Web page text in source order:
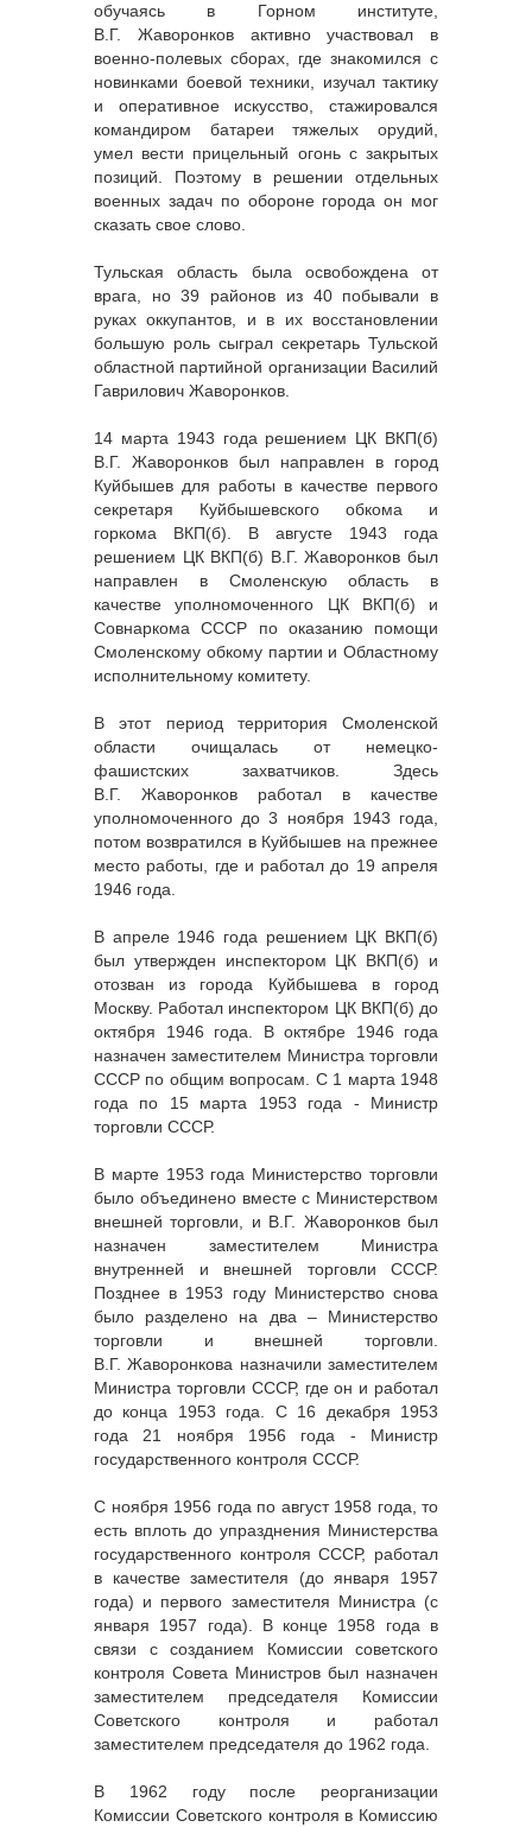
обучаясь в Горном институте,
В.Г. Жаворонков активно участвовал в
военно-полевых сборах, где знакомился с
новинками боевой техники, изучал тактику
и оперативное искусство, стажировался
командиром батареи тяжелых орудий,
умел вести прицельный огонь с закрытых
позиций. Поэтому в решении отдельных
военных задач по обороне города он мог
сказать свое слово.
Тульская область была освобождена от
врага, но 39 районов из 40 побывали в
руках оккупантов, и в их восстановлении
большую роль сыграл секретарь Тульской
областной партийной организации Василий
Гаврилович Жаворонков.
14 марта 1943 года решением ЦК ВКП(б)
В.Г. Жаворонков был направлен в город
Куйбышев для работы в качестве первого
секретаря Куйбышевского обкома и
горкома ВКП(б). В августе 1943 года
решением ЦК ВКП(б) В.Г. Жаворонков был
направлен в Смоленскую область в
качестве уполномоченного ЦК ВКП(б) и
Совнаркома СССР по оказанию помощи
Смоленскому обкому партии и Областному
исполнительному комитету.
В этот период территория Смоленской
области очищалась от немецко-
фашистских захватчиков. Здесь
В.Г. Жаворонков работал в качестве
уполномоченного до 3 ноября 1943 года,
потом возвратился в Куйбышев на прежнее
место работы, где и работал до 19 апреля
1946 года.
В апреле 1946 года решением ЦК ВКП(б)
был утвержден инспектором ЦК ВКП(б) и
отозван из города Куйбышева в город
Москву. Работал инспектором ЦК ВКП(б) до
октября 1946 года. В октябре 1946 года
назначен заместителем Министра торговли
СССР по общим вопросам. С 1 марта 1948
года по 15 марта 1953 года - Министр
торговли СССР.
В марте 1953 года Министерство торговли
было объединено вместе с Министерством
внешней торговли, и В.Г. Жаворонков был
назначен заместителем Министра
внутренней и внешней торговли СССР.
Позднее в 1953 году Министерство снова
было разделено на два – Министерство
торговли и внешней торговли.
В.Г. Жаворонкова назначили заместителем
Министра торговли СССР, где он и работал
до конца 1953 года. С 16 декабря 1953
года 21 ноября 1956 года - Министр
государственного контроля СССР.
С ноября 1956 года по август 1958 года, то
есть вплоть до упразднения Министерства
государственного контроля СССР, работал
в качестве заместителя (до января 1957
года) и первого заместителя Министра (с
января 1957 года). В конце 1958 года в
связи с созданием Комиссии советского
контроля Совета Министров был назначен
заместителем председателя Комиссии
Советского контроля и работал
заместителем председателя до 1962 года.
В 1962 году после реорганизации
Комиссии Советского контроля в Комиссию